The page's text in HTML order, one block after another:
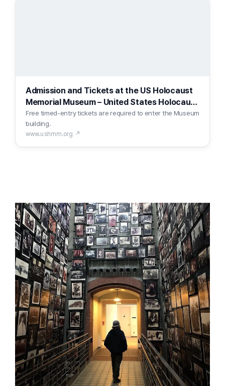
Admission and Tickets at the US Holocaust
Memorial Museum – United States Holocaust
Memorial Museum
Free timed-entry tickets are required to enter the Museum
building.
www.ushmm.org ↗